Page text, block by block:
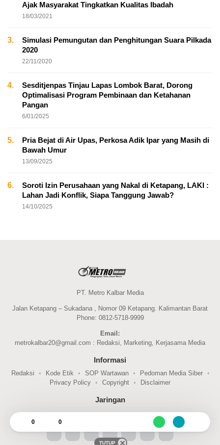
Ajak Masyarakat Tingkatkan Kualitas Ibadah
18/03/2021
3.
Simulasi Pemungutan dan Penghitungan Suara Pilkada
2020
22/11/2020
4.
Sesditjenpas Tinjau Lapas Lombok Barat, Dorong
Optimalisasi Program Pembinaan dan Ketahanan
Pangan
6/01/2025
5.
Pria Bejat di Air Upas, Perkosa Adik Ipar yang Masih di
Bawah Umur
13/09/2025
6.
Soroti Izin Perusahaan yang Nakal di Ketapang, LAKI :
Lahan Jadi Konflik, Siapa Tanggung Jawab?
14/10/2025
PT. Metro Kalbar Media
Jalan Ketapang – Sukadana , Nomor 09 Ketapang. Kalimantan Barat
Phone: 0812-5718-9999
Email:
metrokalbar20@gmail.com : Redaksi, Marketing, Kerjasama Media
Informasi
Redaksi Kode Etik SOP Wartawan
Pedoman Media Siber
Privacy Policy
Copyright Disclaimer
Jaringan
0 0
TUTUP